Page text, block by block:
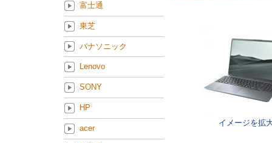
イメージを拡
富士通
東芝
パナソニック
Lenovo
SONY
HP
acer